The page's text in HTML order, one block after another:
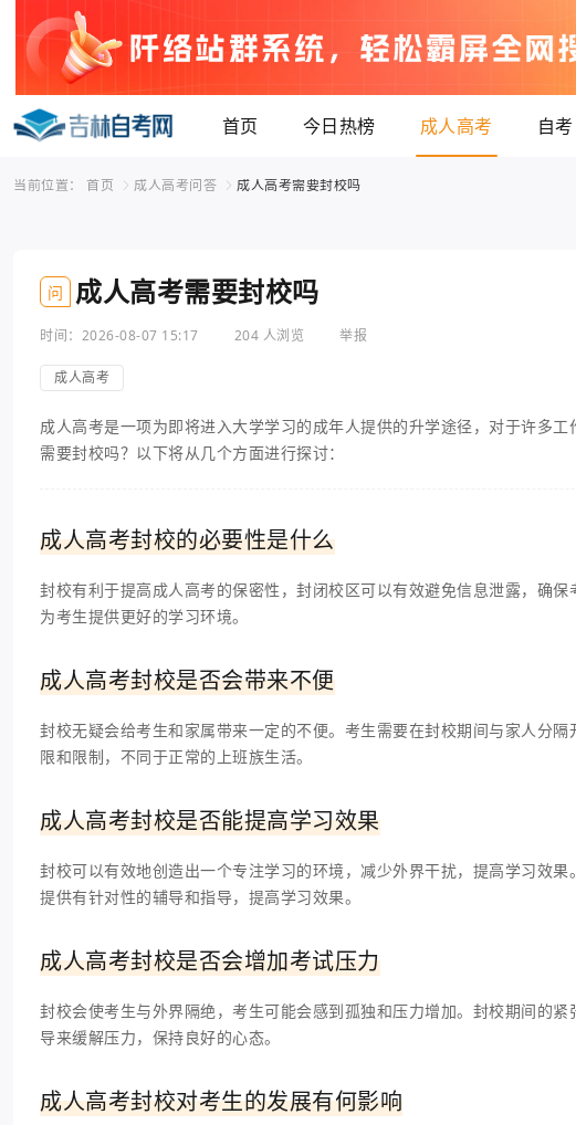
首页 今日热榜 成人高考 自考
当前位置： 首页 成人高考问答 成人高考需要封校吗
问 成人高考需要封校吗
时间：2026-08-07 15:17 204 人浏览 举报
成人高考
成人高考是一项为即将进入大学学习的成年人提供的升学途径，对于许多
需要封校吗？以下将从几个方面进行探讨：
成人高考封校的必要性是什么
封校有利于提高成人高考的保密性，封闭校区可以有效避免信息泄露，确
为考生提供更好的学习环境。
成人高考封校是否会带来不便
封校无疑会给考生和家属带来一定的不便。考生需要在封校期间与家人分
限和限制，不同于正常的上班族生活。
成人高考封校是否能提高学习效果
封校可以有效地创造出一个专注学习的环境，减少外界干扰，提高学习效
提供有针对性的辅导和指导，提高学习效果。
成人高考封校是否会增加考试压力
封校会使考生与外界隔绝，考生可能会感到孤独和压力增加。封校期间的
导来缓解压力，保持良好的心态。
成人高考封校对考生的发展有何影响